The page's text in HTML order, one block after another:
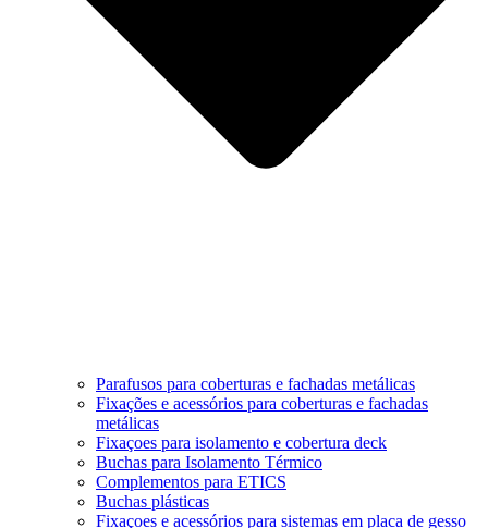
Parafusos para coberturas e fachadas metálicas
Fixações e acessórios para coberturas e fachadas
metálicas
Fixaçoes para isolamento e cobertura deck
Buchas para Isolamento Térmico
Complementos para ETICS
Buchas plásticas
Fixaçoes e acessórios para sistemas em placa de gesso